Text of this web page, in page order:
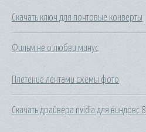
Скачать ключ для почтовые конверты
Фильм не о любви минус
Плетение лентами схемы фото
Скачать драйвера nvidia для виндовс 8